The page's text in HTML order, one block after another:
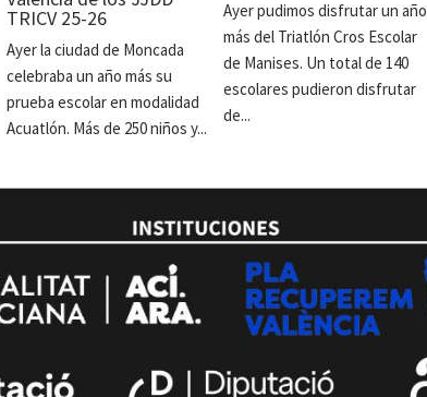
TRICV 25-26
Ayer la ciudad de Moncada
celebraba un año más su
prueba escolar en modalidad
Acuatlón. Más de 250 niños y...
Ayer pudimos disfrutar un año
más del Triatlón Cros Escolar
de Manises. Un total de 140
escolares pudieron disfrutar
de...